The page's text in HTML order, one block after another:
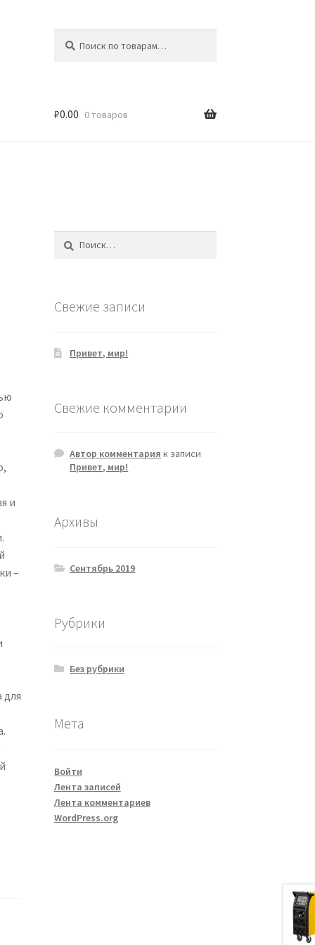
₽0.00 0 товаров
и
–
для
Найти:
Свежие записи
Привет, мир!
Свежие комментарии
Автор комментария к записи
Привет, мир!
Архивы
Сентябрь 2019
Рубрики
Без рубрики
Мета
Войти
Лента записей
Лента комментариев
WordPress.org